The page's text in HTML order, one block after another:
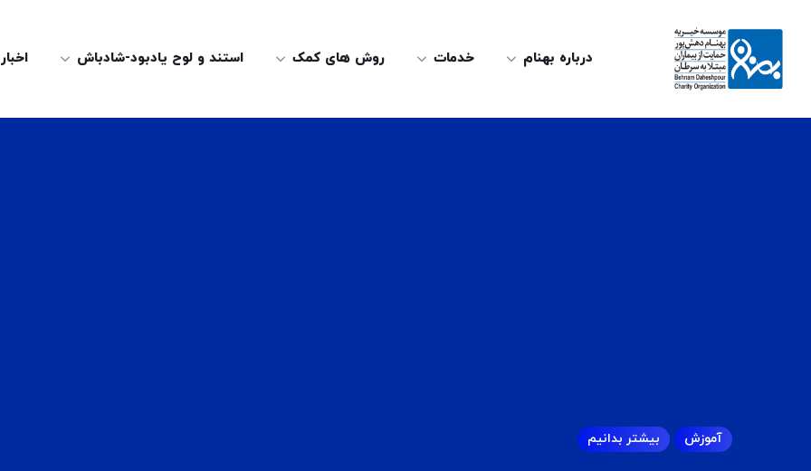
درباره بهنام خدمات روش های کمک استند و لوح یادبود-شادباش اخبار
آموزش بیشتر بدانیم